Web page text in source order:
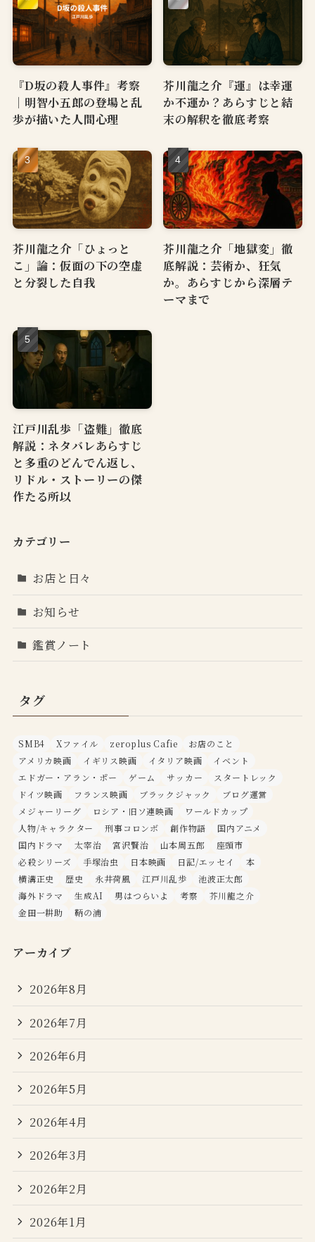
『D坂の殺人事件』考察
｜明智小五郎の登場と乱
歩が描いた人間心理
芥川龍之介『運』は幸運
か不運か？あらすじと結
末の解釈を徹底考察
芥川龍之介「ひょっと
こ」論：仮面の下の空虚
と分裂した自我
芥川龍之介「地獄変」徹
底解説：芸術か、狂気
か。あらすじから深層テ
ーマまで
江戸川乱歩「盗難」徹底
解説：ネタバレあらすじ
と多重のどんでん返し、
リドル・ストーリーの傑
作たる所以
カテゴリー
お店と日々
お知らせ
鑑賞ノート
タグ
SMB4 Xファイル zeroplus Cafie
お店のこと
アメリカ映画
イギリス映画 イタリア映画
イベント
エドガー・アラン・ポー
ゲーム サッカー
スタートレック
ドイツ映画
フランス映画 ブラックジャック
ブログ運営
メジャーリーグ
ロシア・旧ソ連映画
ワールドカップ
人物/キャラクター
刑事コロンボ 創作物語
国内アニメ
国内ドラマ
太宰治 宮沢賢治 山本周五郎
座頭市
必殺シリーズ
手塚治虫 日本映画 日記/エッセイ
本
横溝正史
歴史 永井荷風 江戸川乱歩
池波正太郎
海外ドラマ
生成AI 男はつらいよ 考察
芥川龍之介
金田一耕助
鞆の浦
アーカイブ
2026年8月
2026年7月
2026年6月
2026年5月
2026年4月
2026年3月
2026年2月
2026年1月